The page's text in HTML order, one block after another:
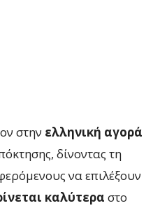
στην ελληνική αγορά
δίνοντας τη
να επιλέξουν
καλύτερα στο